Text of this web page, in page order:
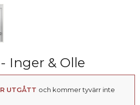
Inger & Olle
UTGÅTT och kommer tyvärr inte